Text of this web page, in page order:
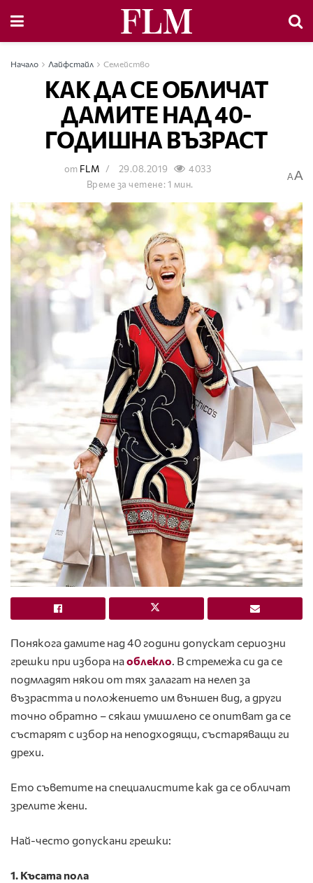
Начало Лайфстайл Семейство
КАК ДА СЕ ОБЛИЧАТ
ДАМИТЕ НАД 40-
ГОДИШНА ВЪЗРАСТ
от FLM 29.08.2019
4033
Време за четене: 1 мин.
AA
Понякога дамите над 40 години допускат сериозни
грешки при избора наоблекло. В стремежа си да се
подмладят някои от тях залагат на нелеп за
възрастта и положението им външен вид, а други
точно обратно – сякаш умишлено се опитват да се
състарят с избор на неподходящи, състаряващи ги
дрехи.
Ето съветите на специалистите как да се обличат
зрелите жени.
Най-често допускани грешки:
1. Късата пола